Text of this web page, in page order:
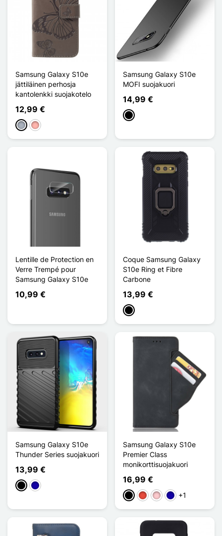
Samsung Galaxy S10e
jättiläinen perhosja
kantolenkki suojakotelo
12,99 €
HarmaaOr Rose
Samsung Galaxy S10e
MOFI suojakuori
14,99 €
Musta
Lentille de Protection en
Verre Trempé pour
Samsung Galaxy S10e
10,99 €
Coque Samsung Galaxy
S10e Ring et Fibre
Carbone
13,99 €
Musta
Samsung Galaxy S10e
Thunder Series suojakuori
13,99 €
MustaBleu Foncé
Samsung Galaxy S10e
Premier Class
monikorttisuojakuori
16,99 €
MustaPunainen
PinkkiBleu Foncé
+1